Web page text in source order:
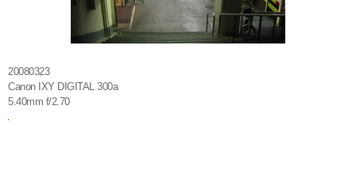
20080323
Canon IXY DIGITAL 300a
5.40mm f/2.70